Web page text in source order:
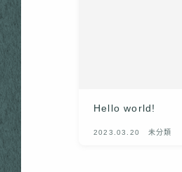
Hello world!
2023.03.20 未分類